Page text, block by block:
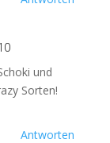
und
Sorten!
Antworten